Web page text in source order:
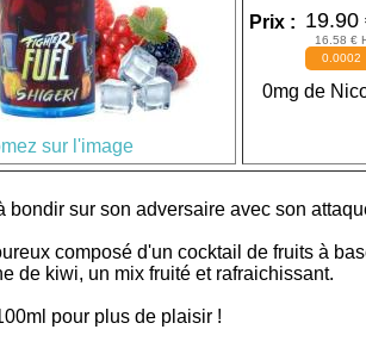
sur l'image
Prix : 19.90
16.58 €
0.0002
0mg de
bondir sur son adversaire avec son
composé d'un cocktail de fruits à
de kiwi, un mix fruité et rafraichissant.
pour plus de plaisir !